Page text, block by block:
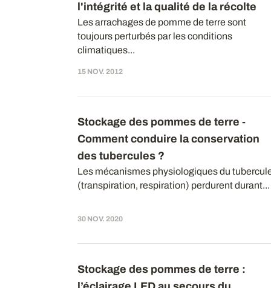
l'intégrité et la qualité de la récolte
Les arrachages de pomme de terre sont
toujours perturbés par les conditions
climatiques...
15 NOV. 2012
Stockage des pommes de terre -
Comment conduire la conservation
des tubercules ?
Les mécanismes physiologiques du
(transpiration, respiration) perdurent durant...
30 NOV. 2020
Stockage des pommes de terre :